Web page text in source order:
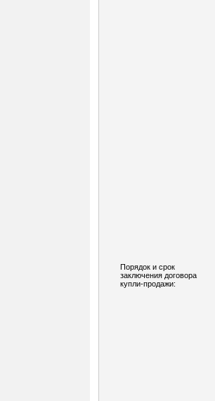
Порядок и срок
заключения договора
купли-продажи: